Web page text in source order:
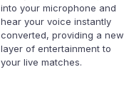
into your microphone and
hear your voice instantly
converted, providing a new
layer of entertainment to
your live matches.